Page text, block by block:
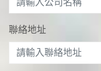
聯絡地址